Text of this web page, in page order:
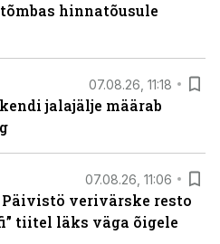
hinnatõusule
07.08.26, 11:18
jalajälje määrab
07.08.26, 11:06
verivärske resto
tiitel läks väga õigele